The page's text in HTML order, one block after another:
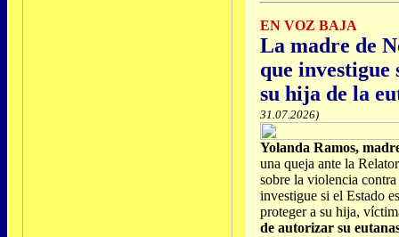
EN VOZ BAJA
La madre de
que investigue
su hija de la
31.07.2026)
Yolanda Ramos,
una queja ante la
sobre la violencia
investigue si el Estado
proteger a su hija,
de autorizar su